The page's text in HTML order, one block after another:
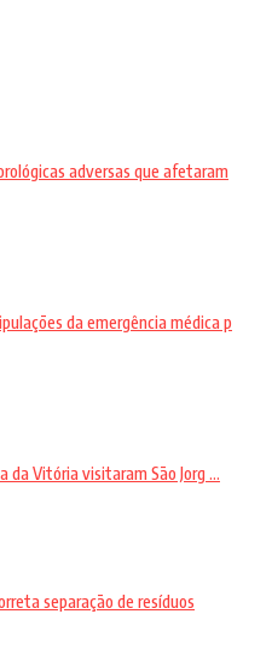
adversas que afetaram
da emergência médica p
da Vitória visitaram São Jorg ...
separação de resíduos